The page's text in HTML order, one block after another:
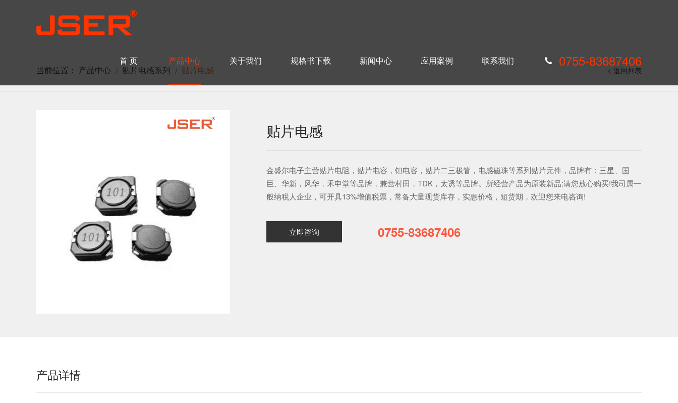
首 页 产品中心 关于我们 规格书下载 新闻中心 应用案例 联系我们 0755-83687406
当前位置： 产品中心 / 贴片电感系列 / 贴片电感 < 返回列表
贴片电感
金盛尔电子主营贴片电阻，贴片电容，钽电容，贴片二三极管，电感磁珠等系列贴片元件，品牌有：三星、国
巨、华新，风华，禾申堂等品牌，兼营村田，TDK，太诱等品牌。所经营产品为原装新品;请您放心购买!我司属一
般纳税人企业，可开具13%增值税票，常备大量现货库存，实惠价格，短货期，欢迎您来电咨询!
立即咨询 0755-83687406
产品详情